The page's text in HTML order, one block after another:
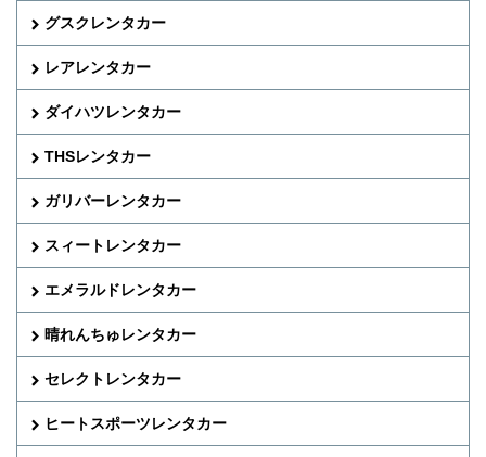
グスクレンタカー
レアレンタカー
ダイハツレンタカー
THSレンタカー
ガリバーレンタカー
スィートレンタカー
エメラルドレンタカー
晴れんちゅレンタカー
セレクトレンタカー
ヒートスポーツレンタカー